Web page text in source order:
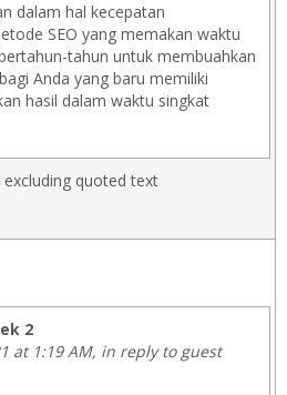
dalam hal kecepatan
SEO yang memakan waktu
tahun untuk membuahkan
Anda yang baru memiliki
hasil dalam waktu singkat
excluding quoted text
2
at 1:19 AM, in reply to guest